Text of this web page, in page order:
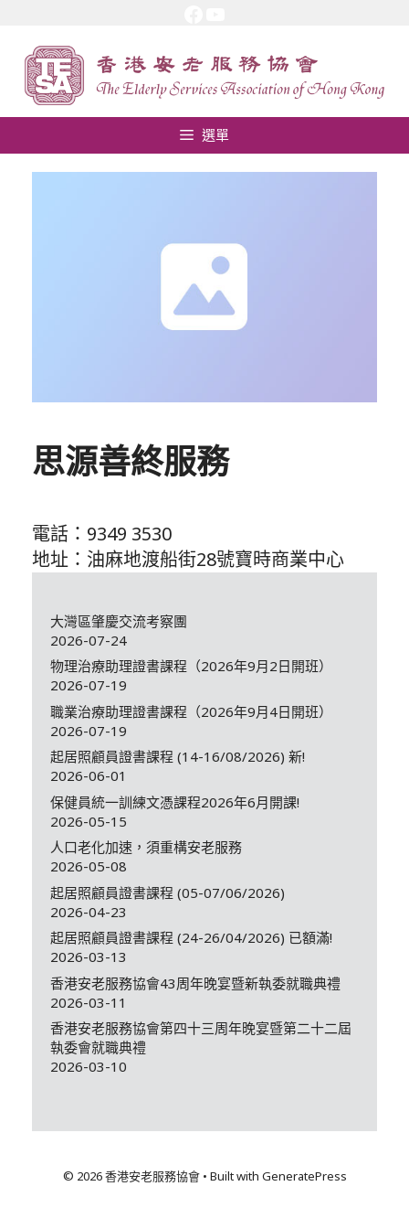
選單
思源善終服務
電話：9349 3530
地址：油麻地渡船街28號寶時商業中心
大灣區肇慶交流考察團
2026-07-24
物理治療助理證書課程（2026年9月2日開班）
2026-07-19
職業治療助理證書課程（2026年9月4日開班）
2026-07-19
起居照顧員證書課程 (14-16/08/2026) 新!
2026-06-01
保健員統一訓練文憑課程2026年6月開課!
2026-05-15
人口老化加速，須重構安老服務
2026-05-08
起居照顧員證書課程 (05-07/06/2026)
2026-04-23
起居照顧員證書課程 (24-26/04/2026) 已額滿!
2026-03-13
香港安老服務協會43周年晚宴暨新執委就職典禮
2026-03-11
香港安老服務協會第四十三周年晚宴暨第二十二屆
執委會就職典禮
2026-03-10
© 2026 香港安老服務協會• Built with GeneratePress